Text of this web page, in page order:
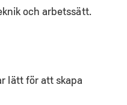
och arbetssätt.
lätt för att skapa